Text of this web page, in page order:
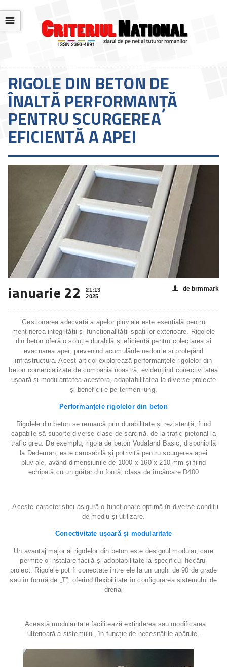
☰
RIGOLE DIN BETON DE
ÎNALTĂ PERFORMANȚĂ
PENTRU SCURGEREA
EFICIENTĂ A APEI
ianuarie 22
21:13
2025
👤 de brmmark
Gestionarea adecvată a apelor pluviale este esențială pentru
menținerea integrității și funcționalității spațiilor exterioare. Rigolele
din beton oferă o soluție durabilă și eficientă pentru colectarea și
evacuarea apei, prevenind acumulările nedorite și protejând
infrastructura. Acest articol explorează performanțele rigolelor din
beton comercializate de compania noastră, evidențiind conectivitatea
ușoară și modularitatea acestora, adaptabilitatea la diverse proiecte
și beneficiile pe termen lung.
Performanțele rigolelor din beton
Rigolele din beton se remarcă prin durabilitate și rezistență, fiind
capabile să suporte diverse clase de sarcină, de la trafic pietonal la
trafic greu. De exemplu, rigola de beton Vodaland Basic, disponibilă
la Dedeman, este carosabilă și potrivită pentru scurgerea apei
pluviale, având dimensiunile de 1000 x 160 x 210 mm și fiind
echipată cu un grătar din fontă, clasa de încărcare D400
. Aceste caracteristici asigură o funcționare optimă în diverse condiții
de mediu și utilizare.
Conectivitate ușoară și modularitate
Un avantaj major al rigolelor din beton este designul modular, care
permite o instalare facilă și adaptabilitate la specificul fiecărui
proiect. Rigolele pot fi conectate între ele la un unghi de 90 de grade
sau în formă de „T”, oferind flexibilitate în configurarea sistemului de
drenaj
. Această modularitate facilitează extinderea sau modificarea
ulterioară a sistemului, în funcție de necesitățile apărute.